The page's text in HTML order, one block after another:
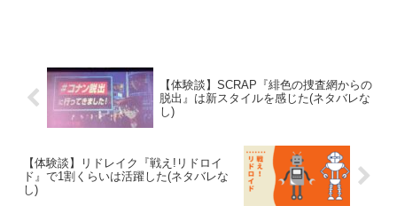
【体験談】SCRAP『​緋色の捜査網からの
脱出』は新スタイルを感じた(ネタバレな
し)
【体験談】リドレイク『​戦え!リドロイ
ド』で1割くらいは活躍した(ネタバレな
し)